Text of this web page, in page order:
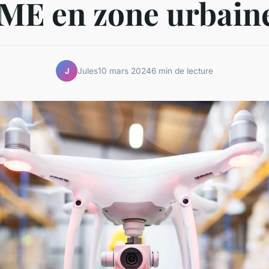
en zone
J Jules10 mars 20246 min de lecture